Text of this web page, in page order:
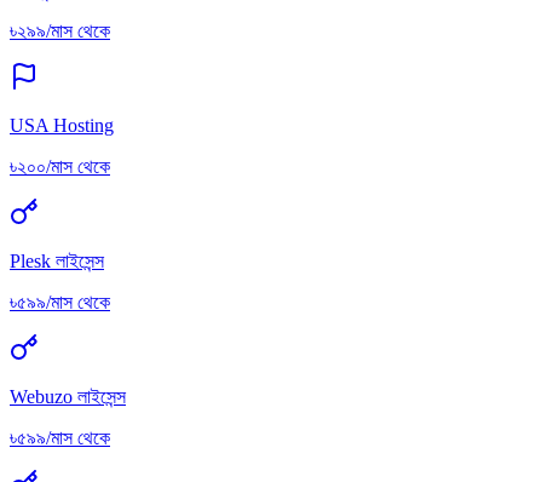
৳২৯৯/মাস থেকে
USA Hosting
৳২০০/মাস থেকে
Plesk লাইসেন্স
৳৫৯৯/মাস থেকে
Webuzo লাইসেন্স
৳৫৯৯/মাস থেকে